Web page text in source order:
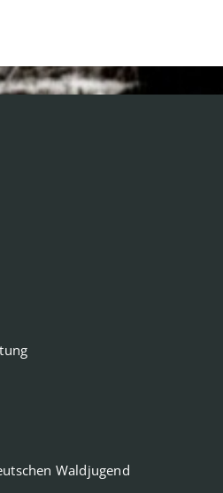
Waldjugend